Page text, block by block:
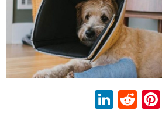
Twitter
Pinterest
Reddit